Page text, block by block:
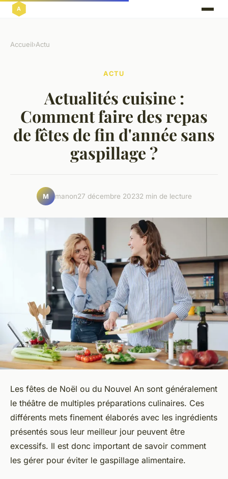
Accueil›Actu
ACTU
Actualités cuisine :
Comment faire des repas
de fêtes de fin d'année sans
gaspillage ?
M manon27 décembre 20232 min de lecture
Les fêtes de Noël ou du Nouvel An sont généralement
le théâtre de multiples préparations culinaires. Ces
différents mets finement élaborés avec les ingrédients
présentés sous leur meilleur jour peuvent être
excessifs. Il est donc important de savoir comment
les gérer pour éviter le gaspillage alimentaire.